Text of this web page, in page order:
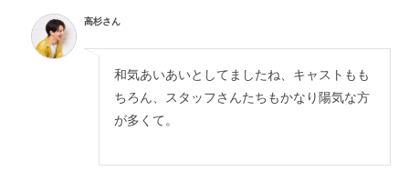
高杉さん
和気あいあいとしてましたね、キャストもも
ちろん、スタッフさんたちもかなり陽気な方
が多くて。